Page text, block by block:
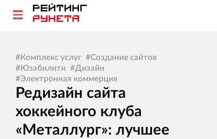
#Комплекс услуг #Создание сайтов
#Юзабилити #Дизайн
#Электронная коммерция
Редизайн сайта
хоккейного клуба
«Металлург»: лучшее